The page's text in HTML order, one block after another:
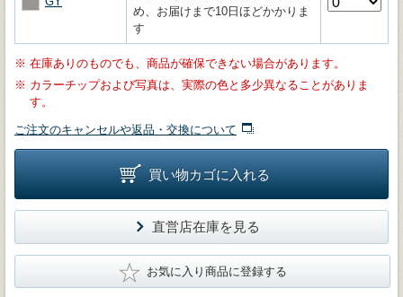
め、お届けまで10日ほどかかりま
す
※ 在庫ありのものでも、商品が確保できない場合があります。
※ カラーチップおよび写真は、実際の色と多少異なることがありま
す。
ご注文のキャンセルや返品・交換について
買い物カゴに入れる
直営店在庫を見る
★ お気に入り商品に登録する